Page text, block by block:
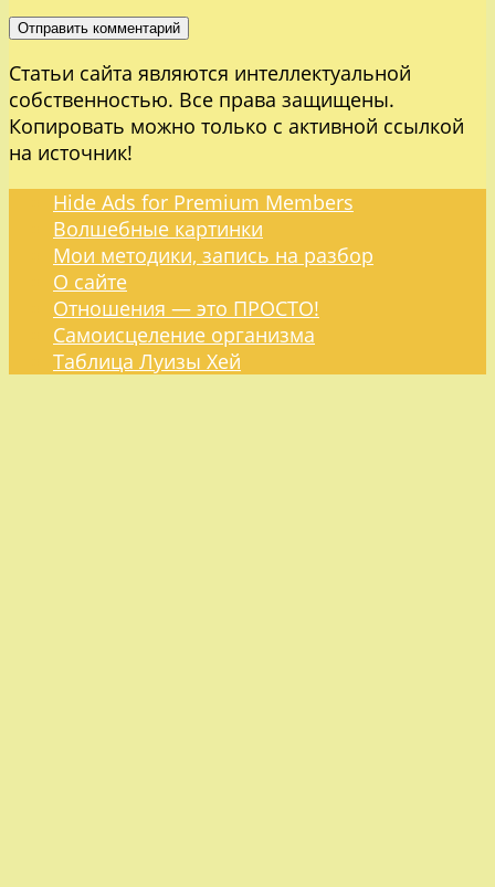
Статьи сайта являются интеллектуальной
собственностью. Все права защищены.
Копировать можно только с активной ссылкой
на источник!
Hide Ads for Premium Members
Волшебные картинки
Мои методики, запись на разбор
О сайте
Отношения — это ПРОСТО!
Самоисцеление организма
Таблица Луизы Хей